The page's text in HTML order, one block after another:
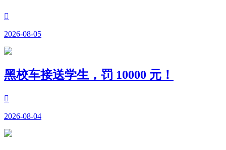

2026-08-05
黑校车接送学生，罚 10000 元！

2026-08-04